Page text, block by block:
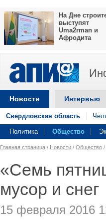
На Дне
выступят
Uma2rman и
Афродита
Новости Интервью
Свердловская область
Политика Общество
Главная страница / Новости / Общество /
«Семь
мусор и снег
15 февраля 2016